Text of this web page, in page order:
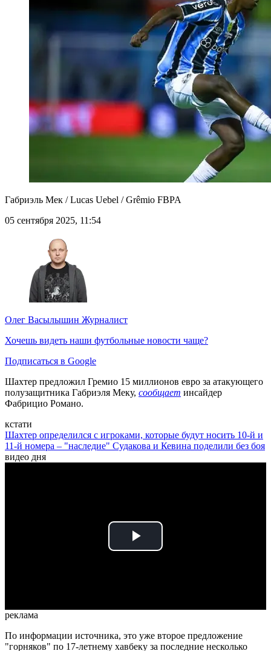
Габриэль Мек / Lucas Uebel / Grêmio FBPA
05 сентября 2025, 11:54
Олег Васылышин Журналист
Хочешь видеть наши футбольные новости чаще?
Подписаться в Google
Шахтер предложил Гремио 15 миллионов евро за атакующего
полузащитника Габриэля Меку, сообщает инсайдер
Фабрицио Романо.
кстати
Шахтер определился с игроками, которые будут носить 10-й и
11-й номера – "наследие" Судакова и Кевина поделили без боя
видео дня
Play
реклама
По информации источника, это уже второе предложение
"горняков" по 17-летнему хавбеку за последние несколько